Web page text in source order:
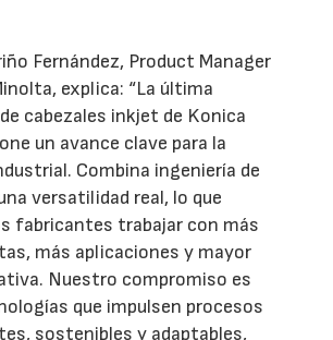
Fernández, Product Manager
explica: “La última
cabezales inkjet de Konica
un avance clave para la
Combina ingeniería de
versatilidad real, lo que
fabricantes trabajar con más
más aplicaciones y mayor
Nuestro compromiso es
que impulsen procesos
sostenibles y adaptables,